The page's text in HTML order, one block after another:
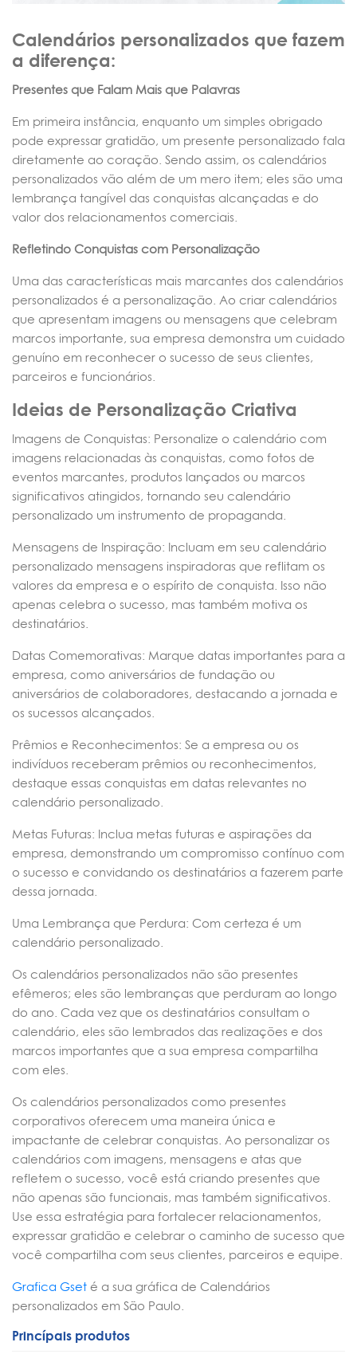
Calendários personalizados que fazem
a diferença:
Presentes que Falam Mais que Palavras
Em primeira instância, enquanto um simples obrigado
pode expressar gratidão, um presente personalizado fala
diretamente ao coração. Sendo assim, os calendários
personalizados vão além de um mero item; eles são uma
lembrança tangível das conquistas alcançadas e do
valor dos relacionamentos comerciais.
Refletindo Conquistas com Personalização
Uma das características mais marcantes dos calendários
personalizados é a personalização. Ao criar calendários
que apresentam imagens ou mensagens que celebram
marcos importante, sua empresa demonstra um cuidado
genuíno em reconhecer o sucesso de seus clientes,
parceiros e funcionários.
Ideias de Personalização Criativa
Imagens de Conquistas: Personalize o calendário com
imagens relacionadas às conquistas, como fotos de
eventos marcantes, produtos lançados ou marcos
significativos atingidos, tornando seu calendário
personalizado um instrumento de propaganda.
Mensagens de Inspiração: Incluam em seu calendário
personalizado mensagens inspiradoras que reflitam os
valores da empresa e o espírito de conquista. Isso não
apenas celebra o sucesso, mas também motiva os
destinatários.
Datas Comemorativas: Marque datas importantes para a
empresa, como aniversários de fundação ou
aniversários de colaboradores, destacando a jornada e
os sucessos alcançados.
Prêmios e Reconhecimentos: Se a empresa ou os
indivíduos receberam prêmios ou reconhecimentos,
destaque essas conquistas em datas relevantes no
calendário personalizado.
Metas Futuras: Inclua metas futuras e aspirações da
empresa, demonstrando um compromisso contínuo com
o sucesso e convidando os destinatários a fazerem parte
dessa jornada.
Uma Lembrança que Perdura: Com certeza é um
calendário personalizado.
Os calendários personalizados não são presentes
efêmeros; eles são lembranças que perduram ao longo
do ano. Cada vez que os destinatários consultam o
calendário, eles são lembrados das realizações e dos
marcos importantes que a sua empresa compartilha
com eles.
Os calendários personalizados como presentes
corporativos oferecem uma maneira única e
impactante de celebrar conquistas. Ao personalizar os
calendários com imagens, mensagens e atas que
refletem o sucesso, você está criando presentes que
não apenas são funcionais, mas também significativos.
Use essa estratégia para fortalecer relacionamentos,
expressar gratidão e celebrar o caminho de sucesso que
você compartilha com seus clientes, parceiros e equipe.
Grafica Gset é a sua gráfica de Calendários
personalizados em São Paulo.
Princípais produtos